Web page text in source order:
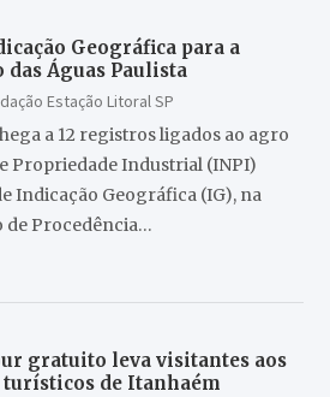
Geográfica para a
das Águas Paulista
Estação Litoral SP
a 12 registros ligados ao agro
Propriedade Industrial (INPI)
Indicação Geográfica (IG), na
de Procedência…
gratuito leva visitantes aos
turísticos de Itanhaém